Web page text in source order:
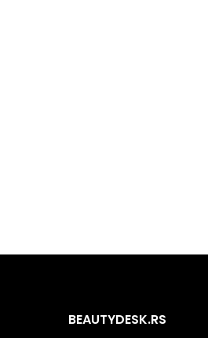
BEAUTYDESK.RS